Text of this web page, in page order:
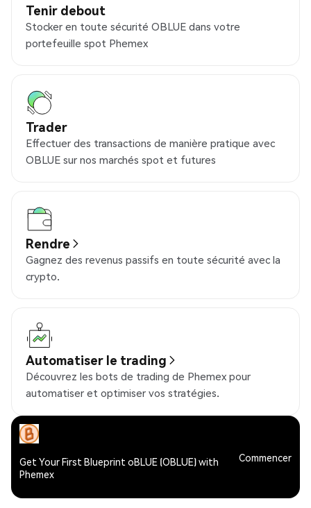
Tenir debout
Stocker en toute sécurité OBLUE dans votre
portefeuille spot Phemex
Trader
Effectuer des transactions de manière pratique avec
OBLUE sur nos marchés spot et futures
Rendre
Gagnez des revenus passifs en toute sécurité avec la
crypto.
Automatiser le trading
Découvrez les bots de trading de Phemex pour
automatiser et optimiser vos stratégies.
Get Your First Blueprint oBLUE (OBLUE) with
Phemex
Commencer